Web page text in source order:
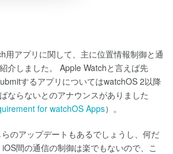
用アプリに関して、主に位置情報制御と通
介しました。 Apple Watchと言えば先
するアプリについてはwatchOS 2以降
ならないとのアナウンスがありました
for watchOS Apps）。
のアップデートもあるでしょうし、何だ
間の通信の制御は楽でもないので、こ